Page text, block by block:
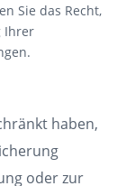
Sie das Recht,
Ihrer
haben,
oder zur